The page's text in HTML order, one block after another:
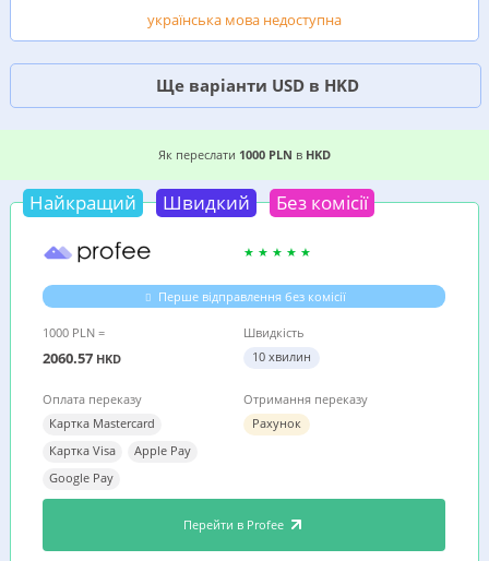
українська мова недоступна
Ще варіанти USD в HKD
6 ВИГІДНИХ ВАРІАНТІВ, ДЕ ДЕШЕВШЕ
Як переслати 1000 PLN в HKD
Найкращий Швидкий Без комісії
Перше відправлення без комісії
1000 PLN =
2060.57 HKD
Швидкість
10 хвилин
Оплата переказу
Картка Mastercard
Картка Visa
Apple Pay
Google Pay
Отримання переказу
Рахунок
Перейти в Profee